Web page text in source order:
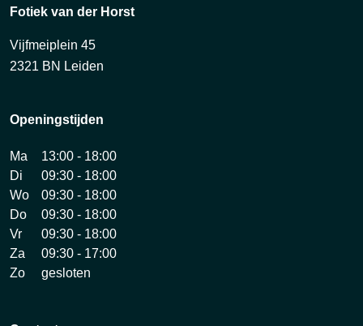
Fotiek van der Horst
Vijfmeiplein 45
2321 BN Leiden
Openingstijden
Ma
13:00 - 18:00
Di
09:30 - 18:00
Wo
09:30 - 18:00
Do
09:30 - 18:00
Vr
09:30 - 18:00
Za
09:30 - 17:00
Zo
gesloten